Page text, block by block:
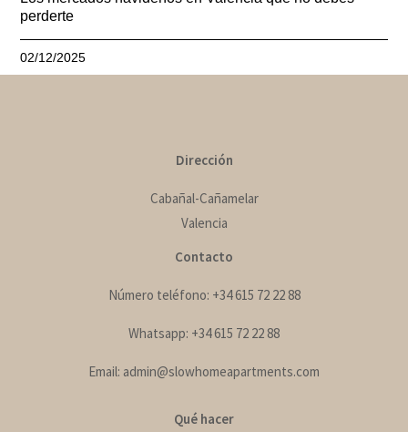
perderte
02/12/2025
Dirección
Cabañal-Cañamelar
Valencia
Contacto
Número teléfono: +34 615 72 22 88
Whatsapp: +34 615 72 22 88
Email: admin@slowhomeapartments.com
Qué hacer